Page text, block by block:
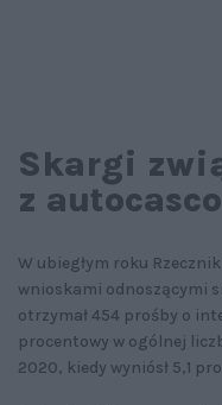
Skargi
z autocasco
W ubiegłym roku
wnioskami odnoszącymi
otrzymał 454 prośby o
procentowy w ogólnej
2020, kiedy wyniósł 5,1